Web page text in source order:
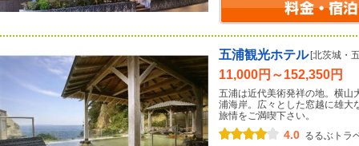
五浦観光ホテル [北茨城・
11,000円～152,350円
五浦は近代美術発祥の地。横山
浦海岸。広々とした窓越に雄大
旅情をご満喫下さい。
4.0 るるぶトラ